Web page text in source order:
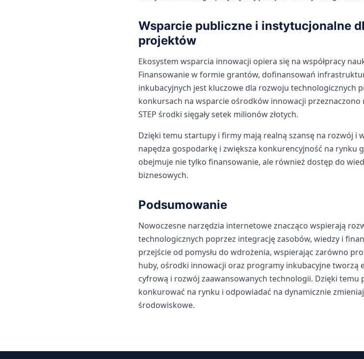
Wsparcie publiczne i instytucjonalne
projektów
Ekosystem wsparcia innowacji opiera się na współpracy
Finansowanie w formie grantów, dofinansowań
inkubacyjnych jest kluczowe dla rozwoju technologicznych
konkursach na wsparcie ośrodków innowacji
STEP środki sięgały setek milionów złotych.
Dzięki temu startupy i firmy mają realną szansę na rozwój i
napędza gospodarkę i zwiększa konkurencyjność na rynku
obejmuje nie tylko finansowanie, ale również dostęp do
biznesowych.
Podsumowanie
Nowoczesne narzędzia internetowe znacząco wspierają
technologicznych poprzez integrację zasobów, wiedzy i
przejście od pomysłu do wdrożenia, wspierając zarówno
huby, ośrodki innowacji oraz programy inkubacyjne tworzą
cyfrową i rozwój zaawansowanych technologii. Dzięki
konkurować na rynku i odpowiadać na dynamicznie
środowiskowe.